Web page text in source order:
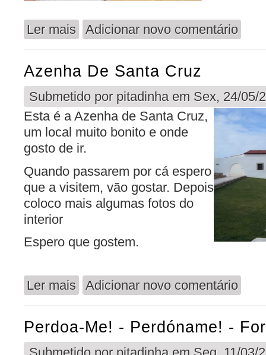
Ler mais acerca de A Alegria na sua Sala
Adicionar novo comentário
Azenha De Santa Cruz
Submetido por pitadinhaem Sex, 24/05/
Esta é a Azenha de Santa Cruz,
um local muito bonito e onde
gosto de ir.
Quando passarem por cá espero
que a visitem, vão gostar. Depois
coloco mais algumas fotos do
interior
Espero que gostem.
Ler mais acerca de Azenha de Santa Cruz
Adicionar novo comentário
Perdoa-Me! - Perdóname! -